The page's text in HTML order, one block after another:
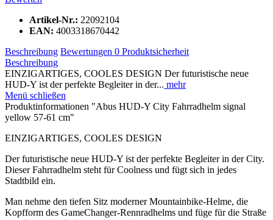
Artikel-Nr.: 22092104
EAN: 4003318670442
Beschreibung Bewertungen 0 Produktsicherheit
Beschreibung
EINZIGARTIGES, COOLES DESIGN Der futuristische neue
HUD-Y ist der perfekte Begleiter in der... mehr
Menü schließen
Produktinformationen "Abus HUD-Y City Fahrradhelm signal
yellow 57-61 cm"
EINZIGARTIGES, COOLES DESIGN
Der futuristische neue HUD-Y ist der perfekte Begleiter in der City.
Dieser Fahrradhelm steht für Coolness und fügt sich in jedes
Stadtbild ein.
Man nehme den tiefen Sitz moderner Mountainbike-Helme, die
Kopfform des GameChanger-Rennradhelms und füge für die Straße